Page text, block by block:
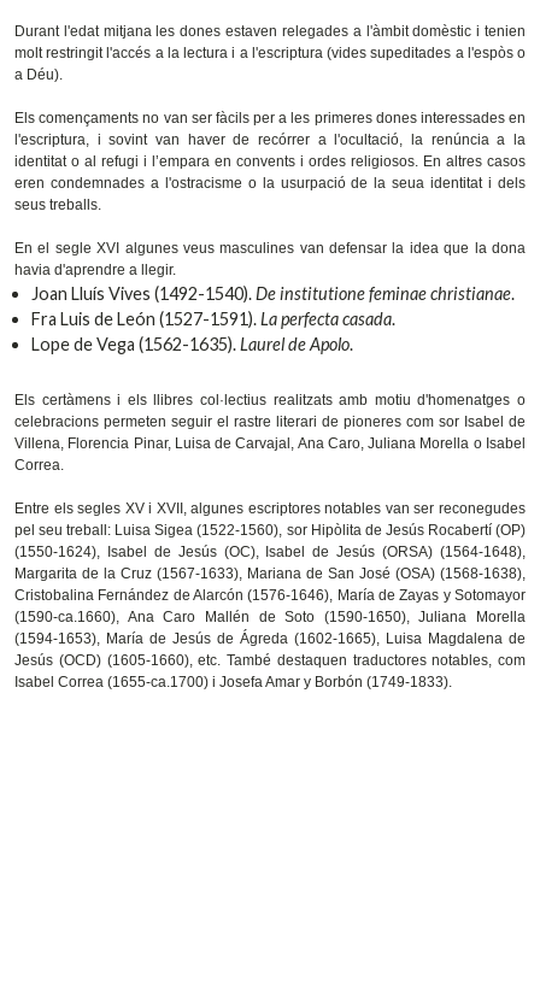
Durant l'edat mitjana les dones estaven relegades a l'àmbit domèstic i tenien
molt restringit l'accés a la lectura i a l'escriptura (vides supeditades a l'espòs o
a Déu).
Els començaments no van ser fàcils per a les primeres dones interessades en
l'escriptura, i sovint van haver de recórrer a l'ocultació, la renúncia a la
identitat o al refugi i l’empara en convents i ordes religiosos. En altres casos
eren condemnades a l'ostracisme o la usurpació de la seua identitat i dels
seus treballs.
En el segle XVI algunes veus masculines van defensar la idea que la dona
havia d'aprendre a llegir.
Joan Lluís Vives (1492-1540).De institutione feminae christianae.
Fra Luis de León (1527-1591).La perfecta casada.
Lope de Vega (1562-1635).Laurel de Apolo.
Els certàmens i els llibres col·lectius realitzats amb motiu d'homenatges o
celebracions permeten seguir el rastre literari de pioneres com sor Isabel de
Villena, Florencia Pinar, Luisa de Carvajal, Ana Caro, Juliana Morella o Isabel
Correa.
Entre els segles XV i XVII, algunes escriptores notables van ser reconegudes
pel seu treball: Luisa Sigea (1522-1560), sor Hipòlita de Jesús Rocabertí (OP)
(1550-1624), Isabel de Jesús (OC), Isabel de Jesús (ORSA) (1564-1648),
Margarita de la Cruz (1567-1633), Mariana de San José (OSA) (1568-1638),
Cristobalina Fernández de Alarcón (1576-1646), María de Zayas y Sotomayor
(1590-ca.1660), Ana Caro Mallén de Soto (1590-1650), Juliana Morella
(1594-1653), María de Jesús de Ágreda (1602-1665), Luisa Magdalena de
Jesús (OCD) (1605-1660), etc. També destaquen traductores notables, com
Isabel Correa (1655-ca.1700) i Josefa Amar y Borbón (1749-1833).